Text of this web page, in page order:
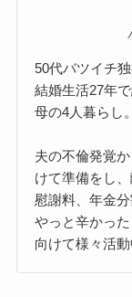
50代バツイチ
結婚生活27年
母の4人暮らし。
夫の不倫発覚
けて準備をし
慰謝料、年金
やっと辛かっ
向けて様々活動